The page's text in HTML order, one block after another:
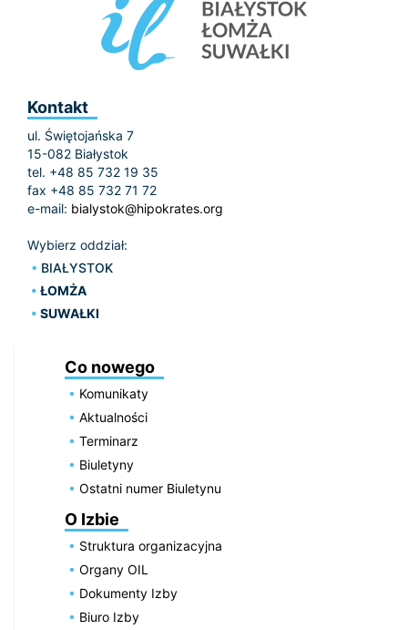
Kontakt
ul. Świętojańska 7
15-082 Białystok
tel. +48 85 732 19 35
fax +48 85 732 71 72
e-mail: bialystok@hipokrates.org
Wybierz oddział:
BIAŁYSTOK
ŁOMŻA
SUWAŁKI
Co nowego
Komunikaty
Aktualności
Terminarz
Biuletyny
Ostatni numer Biuletynu
O Izbie
Struktura organizacyjna
Organy OIL
Dokumenty Izby
Biuro Izby